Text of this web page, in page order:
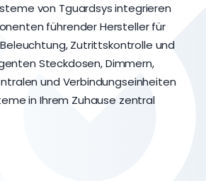
von Tguardsys integrieren
führender Hersteller für
Zutrittskontrolle und
Steckdosen, Dimmern,
und Verbindungseinheiten
in Ihrem Zuhause zentral